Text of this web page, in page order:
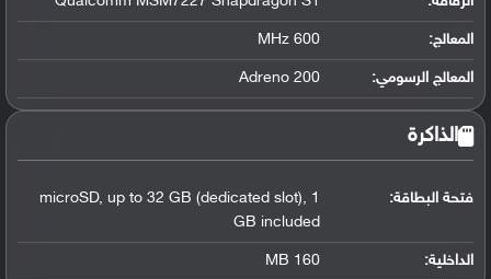
المعالج:
600 MHz
المعالج الرسومي:
Adreno 200
الذاكرة
فتحة البطاقة:
microSD, up to 32 GB (dedicated slot), 1
GB included
الداخلية: 160 MB